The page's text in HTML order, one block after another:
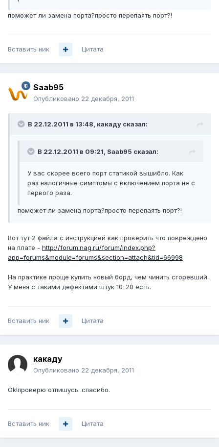
поможет ли замена порта?просто перепаять порт?!
Вставить ник Цитата
Saab95
Опубликовано 22 декабря, 2011
В 22.12.2011 в 13:48, какаду сказал:
В 22.12.2011 в 09:21, Saab95 сказал:
У вас скорее всего порт статикой вышибло. Как
раз налогичные симптомы с включением порта не с
первого раза.
поможет ли замена порта?просто перепаять порт?!
Вот тут 2 файла с инструкцией как проверить что повреждено
на плате - http://forum.nag.ru/forum/index.php?
app=forums&module=forums&section=attach&tid=66998
На практике проще купить новый борд, чем чинить сгоревший.
У меня с такими дефектами штук 10-20 есть.
Вставить ник Цитата
какаду
Опубликовано 22 декабря, 2011
Ok!проверю отпишусь. спасибо.
Вставить ник Цитата